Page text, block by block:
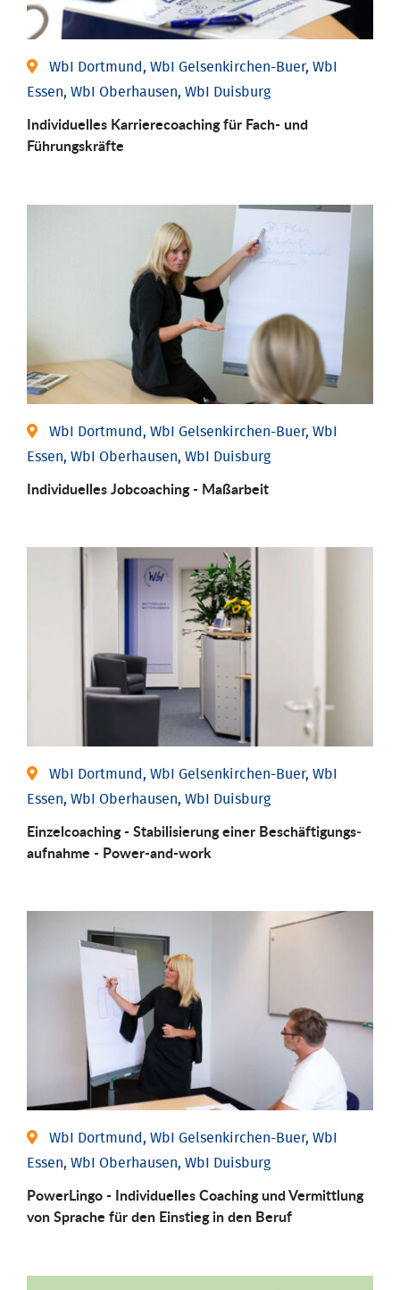
WbI Dortmund, WbI Gelsenkirchen-Buer, WbI
Essen, WbI Oberhausen, WbI Duisburg
Individu­elles Karrierecoaching für Fach-­ und
Führungs­kräfte
WbI Dortmund, WbI Gelsenkirchen-Buer, WbI
Essen, WbI Oberhausen, WbI Duisburg
Individu­elles Job­coaching - Maßarbeit
WbI Dortmund, WbI Gelsenkirchen-Buer, WbI
Essen, WbI Oberhausen, WbI Duisburg
Einzel­coaching - Stabili­sierung einer Be­schäftigungs­
aufnahme - Power-and-work
WbI Dortmund, WbI Gelsenkirchen-Buer, WbI
Essen, WbI Oberhausen, WbI Duisburg
PowerLingo - Individuelles Coaching und Vermittlung
von Sprache für den Einstieg in den Beruf